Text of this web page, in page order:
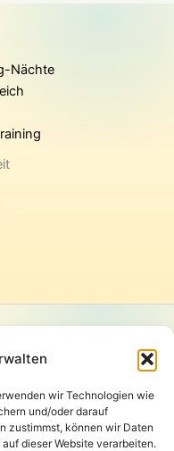
wir Technologien wie
und/oder darauf
zustimmst, können wir Daten
dieser Website verarbeiten.
Nächte